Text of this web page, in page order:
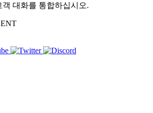
대화를 통합하십시오.